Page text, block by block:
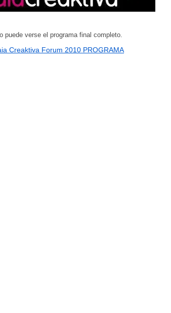
puede verse el programa final completo.
Creaktiva Forum 2010 PROGRAMA